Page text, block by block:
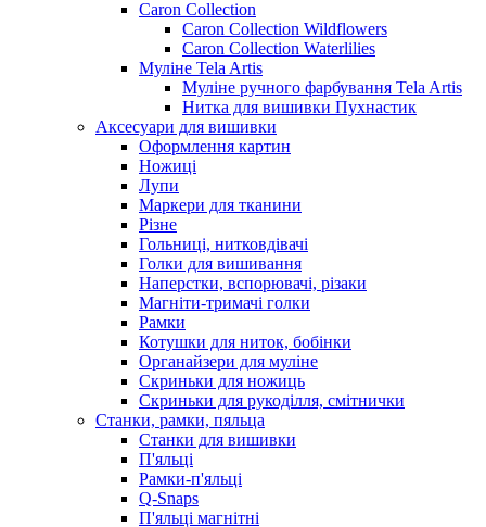
Caron Collection
Caron Collection Wildflowers
Caron Collection Waterlilies
Муліне Tela Artis
Муліне ручного фарбування Tela Artis
Нитка для вишивки Пухнастик
Аксесуари для вишивки
Оформлення картин
Ножиці
Лупи
Маркери для тканини
Різне
Гольниці, нитковдівачі
Голки для вишивання
Наперстки, вспорювачі, різаки
Магніти-тримачі голки
Рамки
Котушки для ниток, бобінки
Органайзери для муліне
Скриньки для ножиць
Скриньки для рукоділля, смітнички
Станки, рамки, пяльца
Станки для вишивки
П'яльці
Рамки-п'яльці
Q-Snaps
П'яльці магнітні